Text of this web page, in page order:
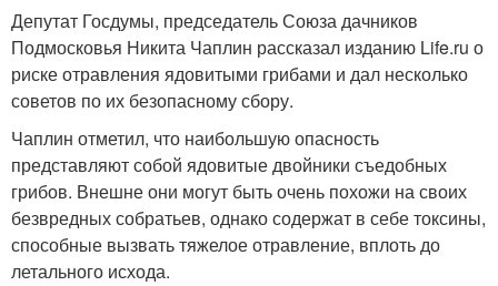
Депутат Госдумы, председатель Союза дачников
Подмосковья Никита Чаплин рассказал изданию Life.ru о
риске отравления ядовитыми грибами и дал несколько
советов по их безопасному сбору.
Чаплин отметил, что наибольшую опасность
представляют собой ядовитые двойники съедобных
грибов. Внешне они могут быть очень похожи на своих
безвредных собратьев, однако содержат в себе токсины,
способные вызвать тяжелое отравление, вплоть до
летального исхода.